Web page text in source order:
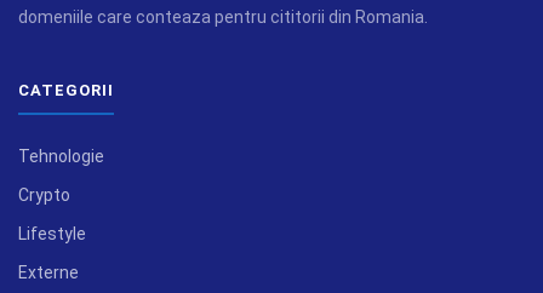
domeniile care conteaza pentru cititorii din Romania.
CATEGORII
Tehnologie
Crypto
Lifestyle
Externe